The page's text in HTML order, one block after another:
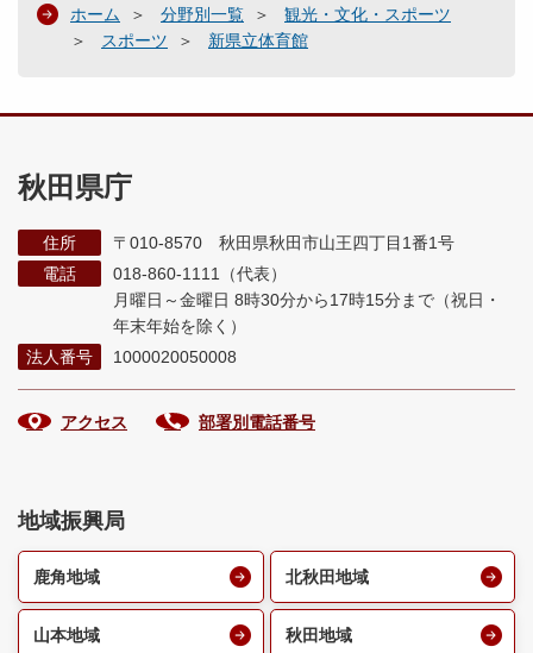
ホーム 分野別一覧
観光・文化・スポーツ
スポーツ
新県立体育館
秋田県庁
住所
〒010-8570 秋田県秋田市山王四丁目1番1号
電話
018-860-1111（代表）
月曜日～金曜日 8時30分から17時15分まで （祝日・
年末年始を除く）
法人番号
1000020050008
アクセス 部署別電話番号
地域振興局
鹿角地域 北秋田地域
山本地域 秋田地域